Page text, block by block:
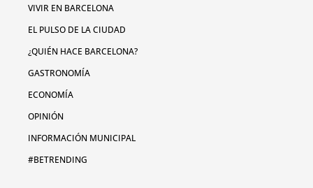
VIVIR EN BARCELONA
EL PULSO DE LA CIUDAD
¿QUIÉN HACE BARCELONA?
GASTRONOMÍA
ECONOMÍA
OPINIÓN
INFORMACIÓN MUNICIPAL
#BETRENDING